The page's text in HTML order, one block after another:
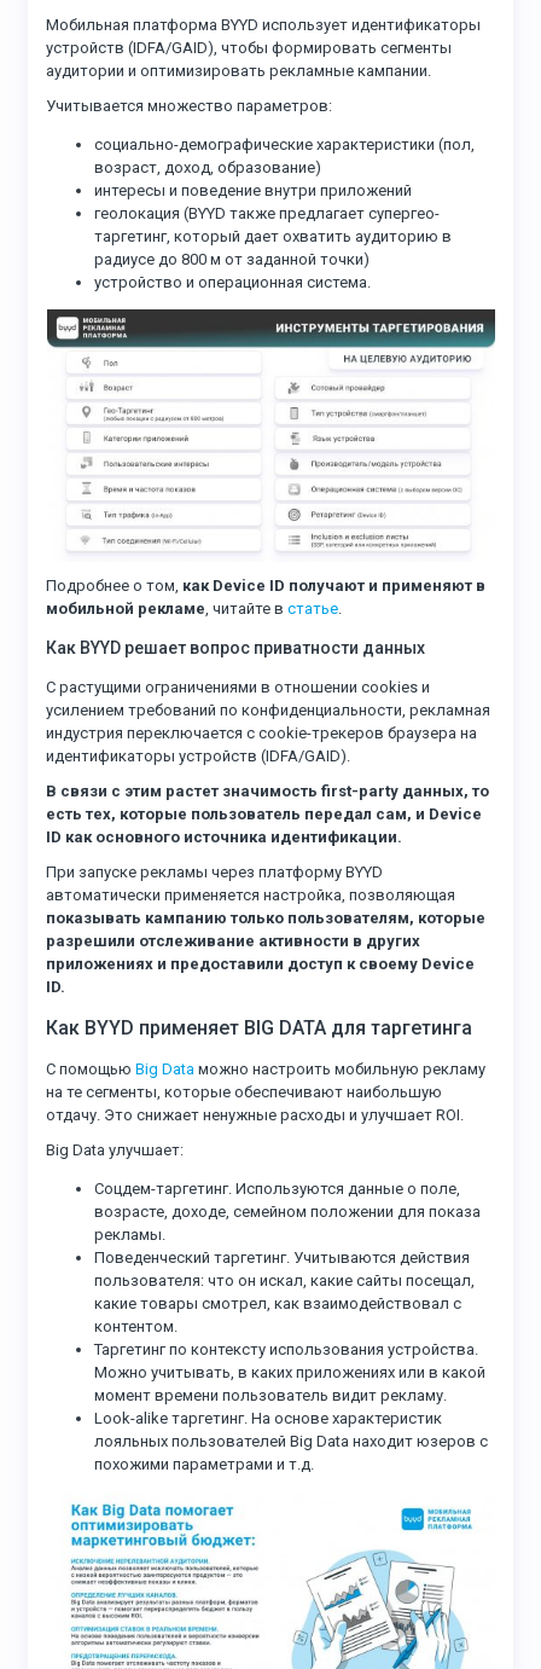
Мобильная платформа BYYD использует идентификаторы
устройств (IDFA/GAID), чтобы формировать сегменты
аудитории и оптимизировать рекламные кампании.
Учитывается множество параметров:
социально-демографические характеристики (пол,
возраст, доход, образование)
интересы и поведение внутри приложений
геолокация (BYYD также предлагает супергео-
таргетинг, который дает охватить аудиторию в
радиусе до 800 м от заданной точки)
устройство и операционная система.
Подробнее о том, как Device ID получают и применяют в
мобильной рекламе, читайте встатье.
Как BYYD решает вопрос приватности данных
С растущими ограничениями в отношении cookies и
усилением требований по конфиденциальности, рекламная
индустрия переключается с cookie-трекеров браузера на
идентификаторы устройств (IDFA/GAID).
В связи с этим растет значимость first-party данных, то
есть тех, которые пользователь передал сам, и Device
ID как основного источника идентификации.
При запуске рекламы через платформу BYYD
автоматически применяется настройка, позволяющая
показывать кампанию только пользователям, которые
разрешили отслеживание активности в других
приложениях и предоставили доступ к своему Device
ID.
Как BYYD применяет BIG DATA для таргетинга
С помощьюBig Data можно настроить мобильную рекламу
на те сегменты, которые обеспечивают наибольшую
отдачу. Это снижает ненужные расходы и улучшает ROI.
Big Data улучшает:
Соцдем-таргетинг. Используются данные о поле,
возрасте, доходе, семейном положении для показа
рекламы.
Поведенческий таргетинг. Учитываются действия
пользователя: что он искал, какие сайты посещал,
какие товары смотрел, как взаимодействовал с
контентом.
Таргетинг по контексту использования устройства.
Можно учитывать, в каких приложениях или в какой
момент времени пользователь видит рекламу.
Look-alike таргетинг. На основе характеристик
лояльных пользователей Big Data находит юзеров с
похожими параметрами и т.д.